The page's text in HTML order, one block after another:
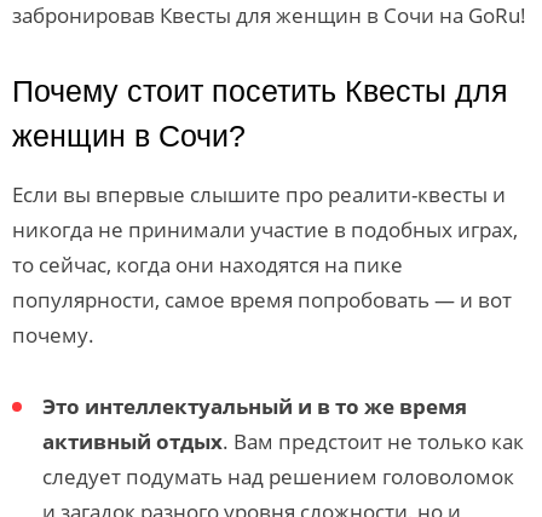
забронировав Квесты для женщин в Сочи на GoRu!
Почему стоит посетить Квесты для
женщин в Сочи?
Если вы впервые слышите про реалити-квесты и
никогда не принимали участие в подобных играх,
то сейчас, когда они находятся на пике
популярности, самое время попробовать — и вот
почему.
Это интеллектуальный и в то же время
активный отдых. Вам предстоит не только как
следует подумать над решением головоломок